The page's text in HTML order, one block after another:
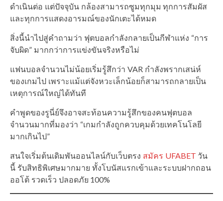
ดำเนินต่อ แต่ปัจจุบัน กล้องสามารถซูมทุกมุม ทุกการสัมผัส
และทุกการแสดงอารมณ์ของนักเตะได้หมด
สิ่งนี้นำไปสู่คำถามว่า ฟุตบอลกำลังกลายเป็นกีฬาแห่ง “การ
จับผิด” มากกว่าการแข่งขันจริงหรือไม่
แฟนบอลจำนวนไม่น้อยเริ่มรู้สึกว่า VAR กำลังพรากเสน่ห์
ของเกมไป เพราะแม้แต่จังหวะเล็กน้อยก็สามารถกลายเป็น
เหตุการณ์ใหญ่ได้ทันที
คำพูดของรูนี่ย์จึงอาจสะท้อนความรู้สึกของคนฟุตบอล
จำนวนมากที่มองว่า “เกมกำลังถูกควบคุมด้วยเทคโนโลยี
มากเกินไป”
สนใจเริ่มต้นเดิมพันออนไลน์กับเว็บตรง สมัคร UFABET วัน
นี้ รับสิทธิพิเศษมากมาย ทั้งโบนัสแรกเข้าและระบบฝากถอน
ออโต้ รวดเร็ว ปลอดภัย 100%